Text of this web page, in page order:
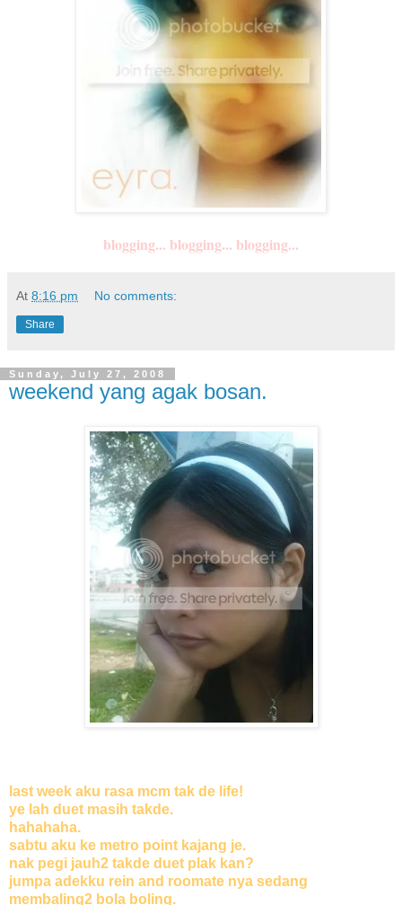
blogging... blogging... blogging...
At 8:16 pm No comments:
Share
Sunday, July 27, 2008
weekend yang agak bosan.
last week aku rasa mcm tak de life!
ye lah duet masih takde.
hahahaha.
sabtu aku ke metro point kajang je.
nak pegi jauh2 takde duet plak kan?
jumpa adekku rein and roomate nya sedang
membaling2 bola boling.